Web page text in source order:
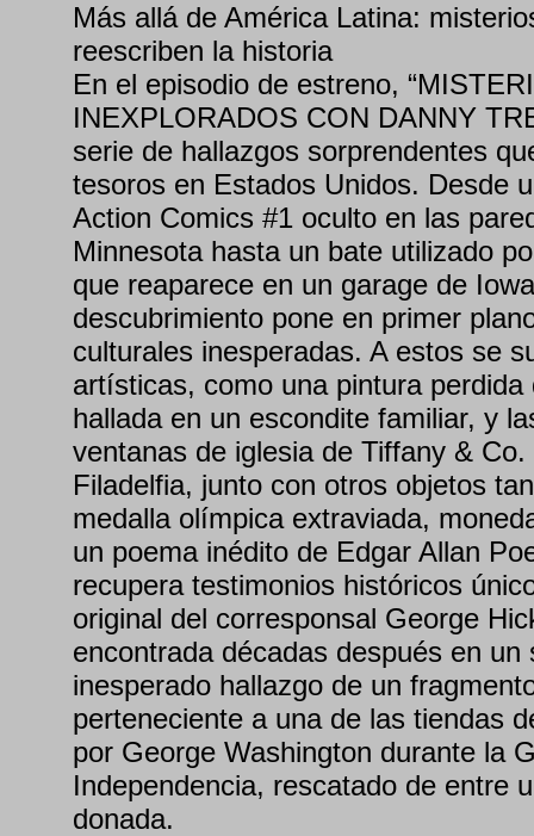
Más allá de América Latina:
reescriben la historia
En el episodio de estreno,
INEXPLORADOS CON DANNY
serie de hallazgos sorprendentes
tesoros en Estados Unidos. Desde
Action Comics #1 oculto en las
Minnesota hasta un bate utilizado
que reaparece en un garage de
descubrimiento pone en primer
culturales inesperadas. A estos se
artísticas, como una pintura
hallada en un escondite familiar, y
ventanas de iglesia de Tiffany &
Filadelfia, junto con otros objetos
medalla olímpica extraviada,
un poema inédito de Edgar Allan
recupera testimonios históricos
original del corresponsal George
encontrada décadas después en un
inesperado hallazgo de un
perteneciente a una de las tiendas
por George Washington durante la
Independencia, rescatado de entre
donada.